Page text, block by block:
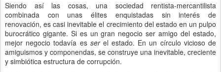
Siendo así las cosas, una sociedad rentista-mercantilista
combinada con unas élites enquistadas sin interés de
renovación,es casi inevitable el crecimiento del estado en un pulpo
burocrático gigante. Si es un gran negocio ser amigo del estado,
mejor negocio todavía es serel estado. En un círculo vicioso de
amiguismos y componendas, se construye una inevitable, creciente
y simbiótica estructura de corrupción.